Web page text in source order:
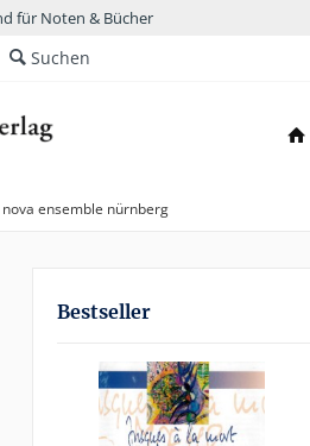
für Noten & Bücher
Suchen
ensemble nürnberg
Bestseller